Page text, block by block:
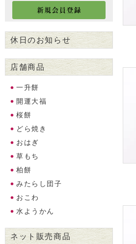
休日のお知らせ
店舗商品
一升餅
開運大福
桜餅
どら焼き
おはぎ
草もち
柏餅
みたらし団子
おこわ
水ようかん
ネット販売商品